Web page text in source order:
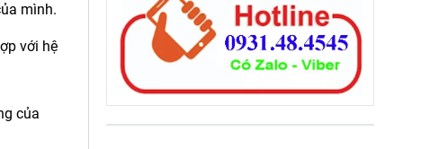
mình.
với hệ
của